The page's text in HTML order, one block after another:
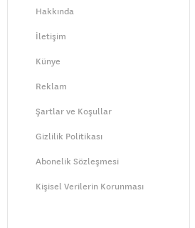
Hakkında
İletişim
Künye
Reklam
Şartlar ve Koşullar
Gizlilik Politikası
Abonelik Sözleşmesi
Kişisel Verilerin Korunması